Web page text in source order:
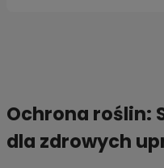
Ochrona roślin:
dla zdrowych